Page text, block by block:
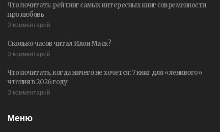
Что почитать: рейтинг самых интересных книг современности
про любовь
0 комментарий
Сколько часов читал Илон Маск?
0 комментарий
Что почитать, когда ничего не хочется: 7 книг для «ленивого»
чтения в 2026 году
0 комментарий
Меню